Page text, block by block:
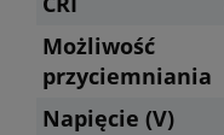
Możliwość
przyciemniania
Napięcie (V)